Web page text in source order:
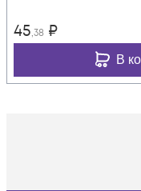
45,38 ₽
В